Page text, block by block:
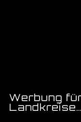
Werbung
Landkreise…